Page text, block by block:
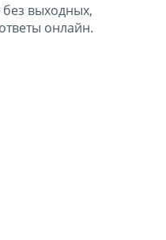
выходных,
онлайн.